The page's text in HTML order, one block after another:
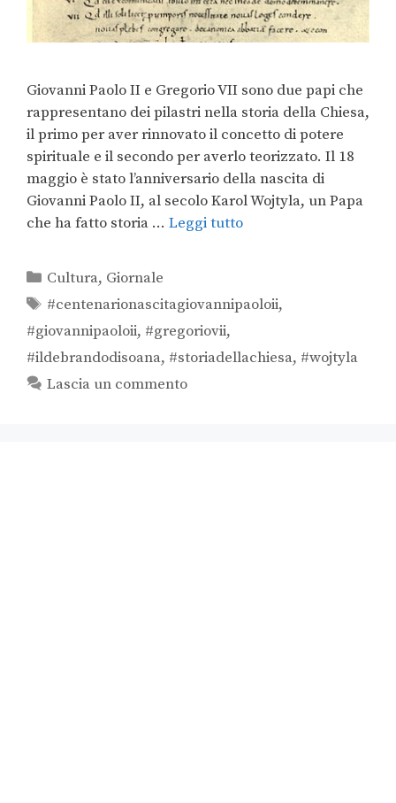
Giovanni Paolo II e Gregorio VII sono due papi che
rappresentano dei pilastri nella storia della Chiesa,
il primo per aver rinnovato il concetto di potere
spirituale e il secondo per averlo teorizzato. Il 18
maggio è stato l’anniversario della nascita di
Giovanni Paolo II, al secolo Karol Wojtyla, un Papa
che ha fatto storia … Leggi tutto
Cultura, Giornale
#centenarionascitagiovannipaoloii,
#giovannipaoloii, #gregoriovii,
#ildebrandodisoana, #storiadellachiesa, #wojtyla
Lascia un commento